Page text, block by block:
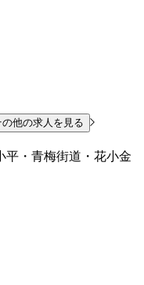
他の求人を見る
平・青梅街道・花小金